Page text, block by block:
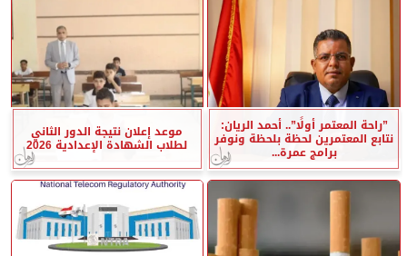
”راحة المعتمر أولًا”.. أحمد الريان:
نتابع المعتمرين لحظة بلحظة ونوفر
برامج عمرة...
موعد إعلان نتيجة الدور الثاني
لطلاب الشهادة الإعدادية 2026